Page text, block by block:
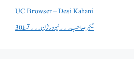
UC Browser – Desi Kahani
میجر صاحب۔۔۔نیو ورژن ۔۔۔قسط 30